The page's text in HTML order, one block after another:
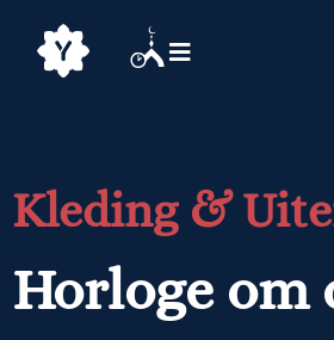
Kleding &
Horloge om